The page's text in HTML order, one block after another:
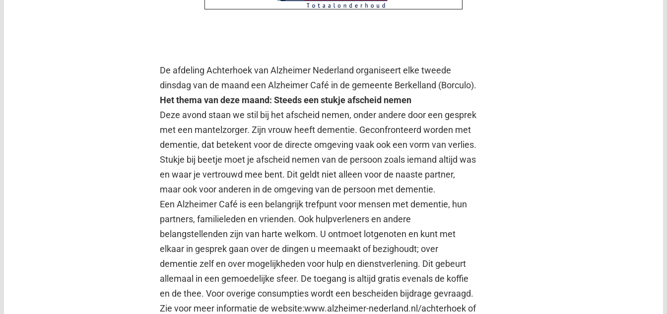
De afdeling Achterhoek van Alzheimer Nederland organiseert elke tweede
dinsdag van de maand een Alzheimer Café in de gemeente Berkelland (Borculo).
Het thema van deze maand: Steeds een stukje afscheid nemen
Deze avond staan we stil bij het afscheid nemen, onder andere door een gesprek
met een mantelzorger. Zijn vrouw heeft dementie. Geconfronteerd worden met
dementie, dat betekent voor de directe omgeving vaak ook een vorm van verlies.
Stukje bij beetje moet je afscheid nemen van de persoon zoals iemand altijd was
en waar je vertrouwd mee bent. Dit geldt niet alleen voor de naaste partner,
maar ook voor anderen in de omgeving van de persoon met dementie.
Een Alzheimer Café is een belangrijk trefpunt voor mensen met dementie, hun
partners, familieleden en vrienden. Ook hulpverleners en andere
belangstellenden zijn van harte welkom. U ontmoet lotgenoten en kunt met
elkaar in gesprek gaan over de dingen u meemaakt of bezighoudt; over
dementie zelf en over mogelijkheden voor hulp en dienstverlening. Dit gebeurt
allemaal in een gemoedelijke sfeer. De toegang is altijd gratis evenals de koffie
en de thee. Voor overige consumpties wordt een bescheiden bijdrage gevraagd.
Zie voor meer informatie de website:www.alzheimer-nederland.nl/achterhoek of